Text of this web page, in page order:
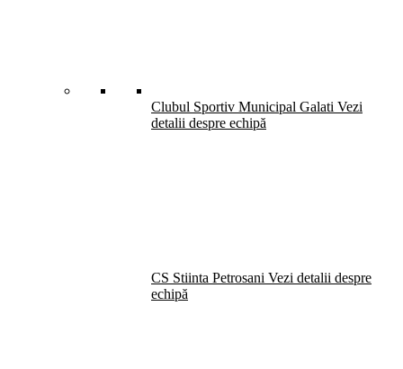
Clubul Sportiv Municipal Galati Vezi
detalii despre echipă
CS Stiinta Petrosani Vezi detalii despre
echipă